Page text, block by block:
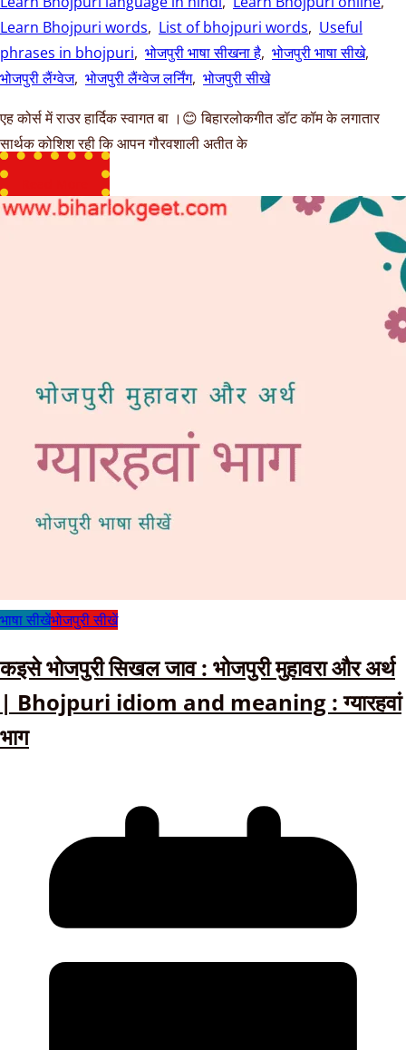
Learn Bhojpuri words, List of bhojpuri words, Useful
phrases in bhojpuri, भोजपुरी भाषा सीखना है, भोजपुरी भाषा सीखे,
भोजपुरी लैंग्वेज, भोजपुरी लैंग्वेज लर्निंग, भोजपुरी सीखे
एह कोर्स में राउर हार्दिक स्वागत बा ।😊 बिहारलोकगीत डॉट कॉम के लगातार
सार्थक कोशिश रही कि आपन गौरवशाली अतीत के
भाषा सीखेंभोजपुरी सीखें
कइसे भोजपुरी सिखल जाव : भोजपुरी मुहावरा और अर्थ
| Bhojpuri idiom and meaning : ग्यारहवां
भाग